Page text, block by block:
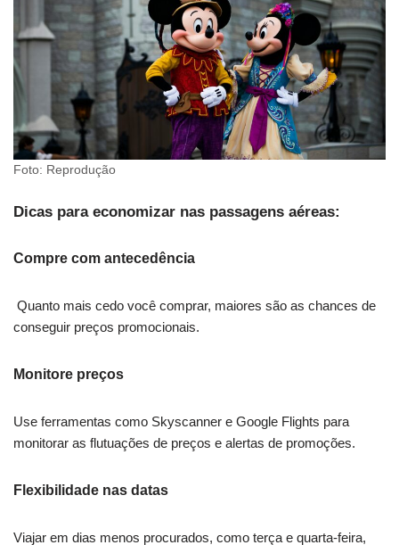
Foto: Reprodução
Dicas para economizar nas passagens aéreas:
Compre com antecedência
Quanto mais cedo você comprar, maiores são as chances de
conseguir preços promocionais.
Monitore preços
Use ferramentas como Skyscanner e Google Flights para
monitorar as flutuações de preços e alertas de promoções.
Flexibilidade nas datas
Viajar em dias menos procurados, como terça e quarta-feira,